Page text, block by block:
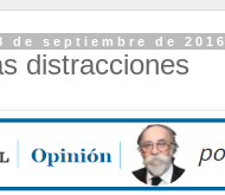
de septiembre de 2016
distracciones